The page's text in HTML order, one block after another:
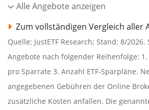
Alle Angebote anzeigen
Zum vollständigen Vergleich aller
Quelle: justETF Research; Stand: 8/
Angebote nach folgender Reihenfolge:
pro Sparrate 3. Anzahl ETF-Sparpläne.
angegebenen Gebühren der Online
zusätzliche Kosten anfallen. Die